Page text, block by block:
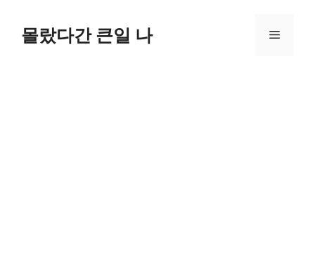
몰랐다간 큰일 나 메